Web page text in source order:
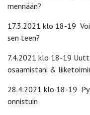
mennään?
17.3.2021 klo 18-19
sen teen?
7.4.2021 klo 18-19
osaamistani &
28.4.2021 klo 18-19
onnistuin